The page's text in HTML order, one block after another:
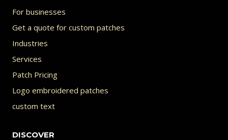
For businesses
Get a quote for custom patches
Industries
Services
Patch Pricing
Logo embroidered patches
custom text
DISCOVER